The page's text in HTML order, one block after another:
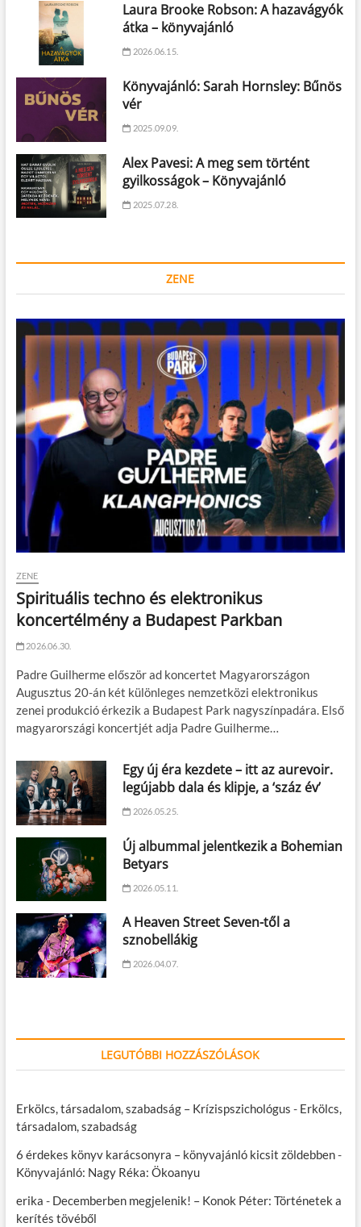
Laura Brooke Robson: A hazavágyók
átka – könyvajánló
2026.06.15.
Könyvajánló: Sarah Hornsley: Bűnös
vér
2025.09.09.
Alex Pavesi: A meg sem történt
gyilkosságok – Könyvajánló
2025.07.28.
ZENE
ZENE
Spirituális techno és elektronikus
koncertélmény a Budapest Parkban
2026.06.30.
Padre Guilherme először ad koncertet Magyarországon
Augusztus 20-án két különleges nemzetközi elektronikus
zenei produkció érkezik a Budapest Park nagyszínpadára. Első
magyarországi koncertjét adja Padre Guilherme…
Egy új éra kezdete – itt az aurevoir.
legújabb dala és klipje, a ‘száz év’
2026.05.25.
Új albummal jelentkezik a Bohemian
Betyars
2026.05.11.
A Heaven Street Seven-től a
sznobellákig
2026.04.07.
LEGUTÓBBI HOZZÁSZÓLÁSOK
Erkölcs, társadalom, szabadság – Krízispszichológus - Erkölcs,
társadalom, szabadság
6 érdekes könyv karácsonyra – könyvajánló kicsit zöldebben-
Könyvajánló: Nagy Réka: Ökoanyu
erika - Decemberben megjelenik! – Konok Péter: Történetek a
kerítés tövéből